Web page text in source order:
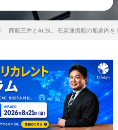
商船三井とACSL、石炭運搬船の船倉内